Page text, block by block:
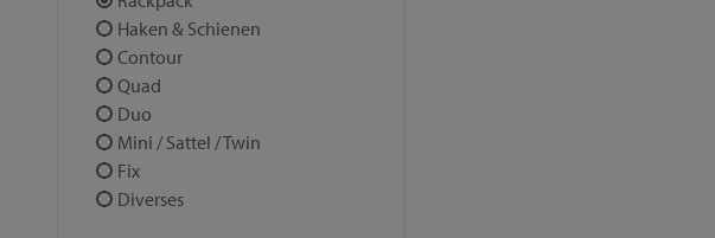
Haken & Schienen
Contour
Quad
Duo
Mini / Sattel / Twin
Fix
Diverses